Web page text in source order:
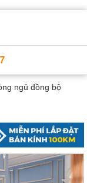
ngủ đồng bộ